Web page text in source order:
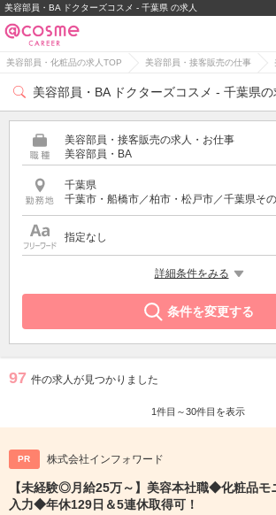
美容部員・BA ドクターズコスメ - 千葉県 の求人
美容部員・化粧品の求人TOP 美容部員・接客販売の仕事
美容部員・BA ドクターズコスメ - 千葉県
美容部員・接客販売の求人・お仕事
美容部員・BA
千葉県
千葉市・船橋市／柏市・松戸市／千葉県そ
指定なし
詳細条件をみる
条件を変更する
97 件の求人が見つかりました
1件目～30件目を表示
PR 株式会社インフォワード
【未経験◎月給25万～】美容本社職◆化粧品モ
入力◆年休129日＆5連休取得可！